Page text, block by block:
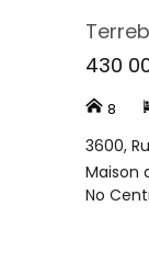
430
8
3600,
Maison
No